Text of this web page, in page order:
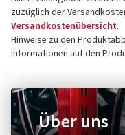
zuzüglich der
Versandkostenübersicht.
Hinweise zu den
Informationen auf den
Über uns